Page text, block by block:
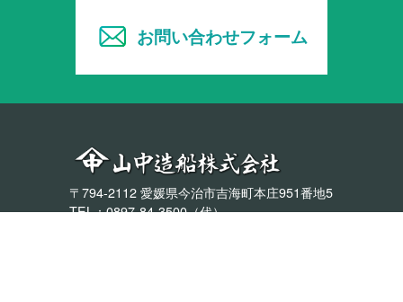
お問い合わせフォーム
〒794-2112 愛媛県今治市吉海町本庄951番地5
TEL：0897-84-3500（代）